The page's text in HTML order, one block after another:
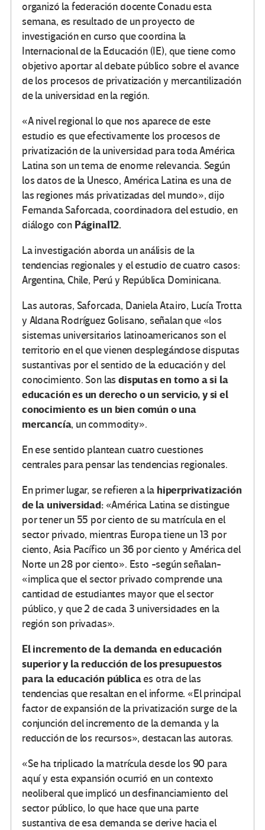
organizó la federación docente Conadu esta
semana, es resultado de un proyecto de
investigación en curso que coordina la
Internacional de la Educación (IE), que tiene como
objetivo aportar al debate público sobre el avance
de los procesos de privatización y mercantilización
de la universidad en la región.
«A nivel regional lo que nos aparece de este
estudio es que efectivamente los procesos de
privatización de la universidad para toda América
Latina son un tema de enorme relevancia. Según
los datos de la Unesco, América Latina es una de
las regiones más privatizadas del mundo», dijo
Fernanda Saforcada, coordinadora del estudio, en
diálogo con PáginaI12.
La investigación aborda un análisis de la
tendencias regionales y el estudio de cuatro casos:
Argentina, Chile, Perú y República Dominicana.
Las autoras, Saforcada, Daniela Atairo, Lucía Trotta
y Aldana Rodríguez Golisano, señalan que «los
sistemas universitarios latinoamericanos son el
territorio en el que vienen desplegándose disputas
sustantivas por el sentido de la educación y del
conocimiento. Son lasdisputas en torno a si la
educación es un derecho o un servicio, y si el
conocimiento es un bien común o una
mercancía, un commodity».
En ese sentido plantean cuatro cuestiones
centrales para pensar las tendencias regionales.
En primer lugar, se refieren a la hiperprivatización
de la universidad: «América Latina se distingue
por tener un 55 por ciento de su matrícula en el
sector privado, mientras Europa tiene un 13 por
ciento, Asia Pacífico un 36 por ciento y América del
Norte un 28 por ciento». Esto -según señalan-
«implica que el sector privado comprende una
cantidad de estudiantes mayor que el sector
público, y que 2 de cada 3 universidades en la
región son privadas».
El incremento de la demanda en educación
superior y la reducción de los presupuestos
para la educación públicaes otra de las
tendencias que resaltan en el informe. «El principal
factor de expansión de la privatización surge de la
conjunción del incremento de la demanda y la
reducción de los recursos», destacan las autoras.
«Se ha triplicado la matrícula desde los 90 para
aquí y esta expansión ocurrió en un contexto
neoliberal que implicó un desfinanciamiento del
sector público, lo que hace que una parte
sustantiva de esa demanda se derive hacia el